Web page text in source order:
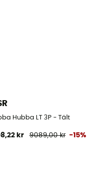
Hubba LT 3P - Tält
kr 9089,00 kr -15%